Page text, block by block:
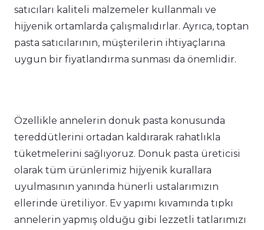
satıcıları kaliteli malzemeler kullanmalı ve
hijyenik ortamlarda çalışmalıdırlar. Ayrıca, toptan
pasta satıcılarının, müşterilerin ihtiyaçlarına
uygun bir fiyatlandırma sunması da önemlidir.
Özellikle annelerin donuk pasta konusunda
tereddütlerini ortadan kaldırarak rahatlıkla
tüketmelerini sağlıyoruz. Donuk pasta üreticisi
olarak tüm ürünlerimiz hijyenik kurallara
uyulmasının yanında hünerli ustalarımızın
ellerinde üretiliyor. Ev yapımı kıvamında tıpkı
annelerin yapmış olduğu gibi lezzetli tatlarımızı